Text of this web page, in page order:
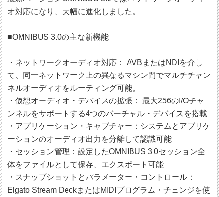
オ対応になり、大幅に進化しました。
■OMNIBUS 3.0の主な新機能
・ネットワークオーディオ対応： AVBまたはNDIを介し
て、同一ネットワーク上の異なるマシン間でマルチチャン
ネルオーディオをルーティング可能。
・仮想オーディオ・デバイスの拡張： 最大256のI/Oチャ
ンネルをサポートする4つのバーチャル・デバイスを搭載
・アプリケーション・キャプチャー：システムとアプリケ
ーションのオーディオ出力を分離して認識可能
・セッション管理：設定したOMNIBUS 3.0セッション全
体をファイルとして保存、エクスポート可能
・スナップショットとパラメーター・コントロール：
Elgato Stream DeckまたはMIDIプログラム・チェンジを使